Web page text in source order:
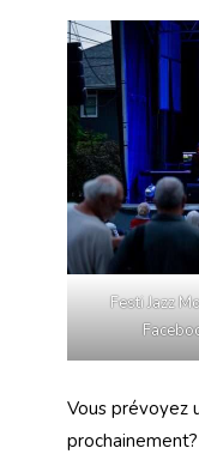
Festi Jazz
Vous prévoyez